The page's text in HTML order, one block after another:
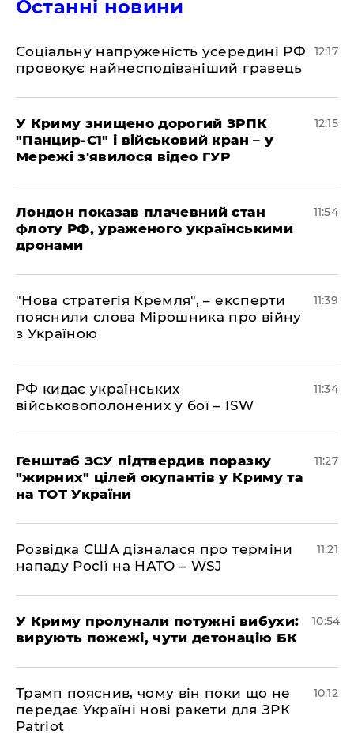
Останні новини
Соціальну напруженість усередині РФ
провокує найнесподіваніший гравець
12:17
У Криму знищено дорогий ЗРПК
"Панцир-С1" і військовий кран – у
Мережі з'явилося відео ГУР
12:15
Лондон показав плачевний стан
флоту РФ, ураженого українськими
дронами
11:54
"Нова стратегія Кремля", – експерти
пояснили слова Мірошника про війну
з Україною
11:39
РФ кидає українських
військовополонених у бої – ISW
11:34
Генштаб ЗСУ підтвердив поразку
"жирних" цілей окупантів у Криму та
на ТОТ України
11:27
Розвідка США дізналася про терміни
нападу Росії на НАТО – WSJ
11:21
У Криму пролунали потужні вибухи:
вирують пожежі, чути детонацію БК
10:54
Трамп пояснив, чому він поки що не
передає Україні нові ракети для ЗРК
Patriot
10:12